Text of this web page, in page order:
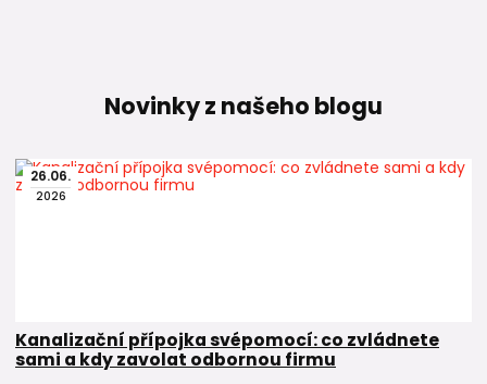
Novinky z našeho blogu
26.06.
2026
Kanalizační přípojka svépomocí: co zvládnete
sami a kdy zavolat odbornou firmu